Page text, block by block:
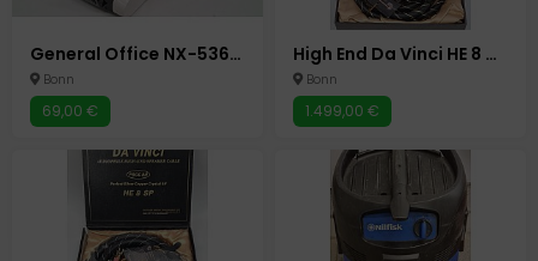
General Office NX-5366-675 Geldzählmaschine Geldscheinzähler Zählmaschine
Bonn
69,00 €
High End Da Vinci HE 8 CR Audio Chinch Kabel RCA Chinchstecker Chinchkabel Koaxialkabel Verstärker Cinch
Bonn
1.499,00 €